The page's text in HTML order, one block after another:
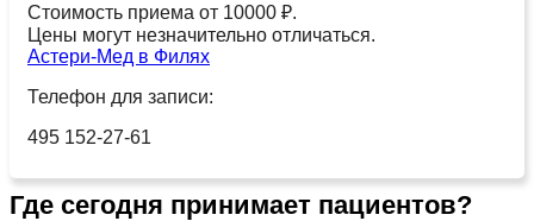
Стоимость приема от 10000 ₽.
Цены могут незначительно отличаться.
Астери-Мед в Филях
Телефон для записи:
495 152-27-61
Где сегодня принимает пациентов?